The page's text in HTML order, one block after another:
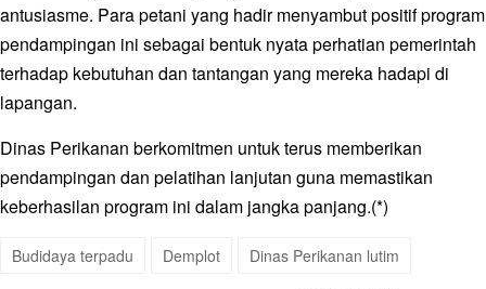
antusiasme. Para petani yang hadir menyambut positif program
pendampingan ini sebagai bentuk nyata perhatian pemerintah
terhadap kebutuhan dan tantangan yang mereka hadapi di
lapangan.
Dinas Perikanan berkomitmen untuk terus memberikan
pendampingan dan pelatihan lanjutan guna memastikan
keberhasilan program ini dalam jangka panjang.(*)
Budidaya terpadu Demplot Dinas Perikanan lutim